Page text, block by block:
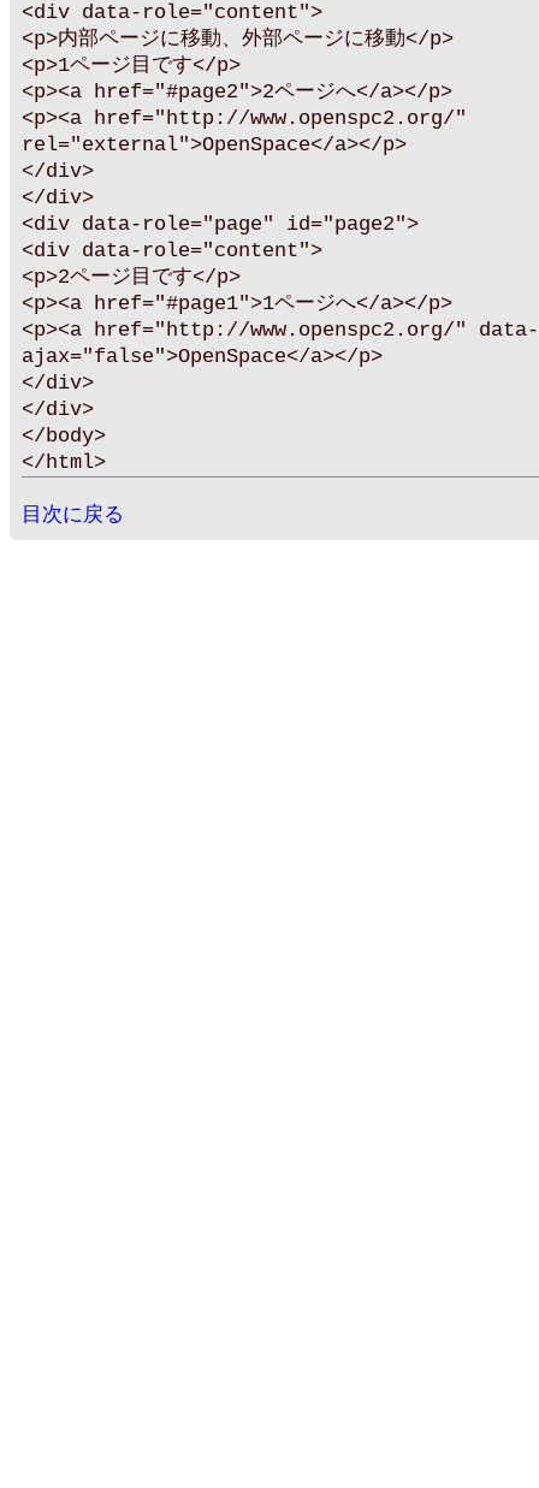
<div data-role="content">
<p>内部ページに移動、外部ページに移動</p>
<p>1ページ目です</p>
<p><a href="#page2">2ページへ</a></p>
<p><a href="http://www.openspc2.org/"
rel="external">OpenSpace</a></p>
</div>
</div>
<div data-role="page" id="page2">
<div data-role="content">
<p>2ページ目です</p>
<p><a href="#page1">1ページへ</a></p>
<p><a href="http://www.openspc2.org/" data-
ajax="false">OpenSpace</a></p>
</div>
</div>
</body>
</html>
目次に戻る